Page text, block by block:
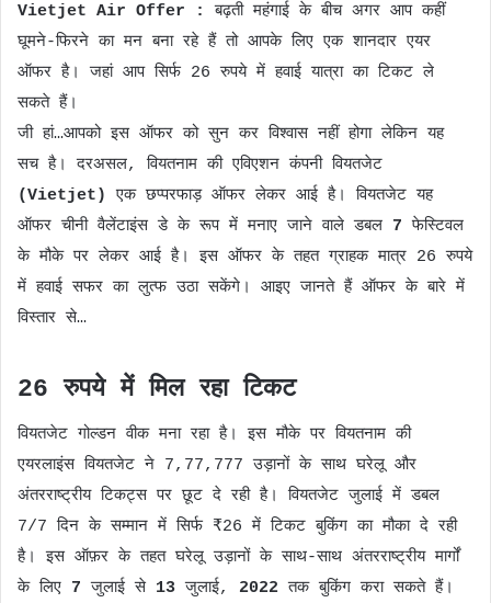
Vietjet Air Offer :बढ़ती महंगाई के बीच अगर आप कहीं
घूमने-फिरने का मन बना रहे हैं तो आपके लिए एक शानदार एयर
ऑफर है। जहां आप सिर्फ 26 रुपये में हवाई यात्रा का टिकट ले
सकते हैं।
जी हां…आपको इस ऑफर को सुन कर विश्वास नहीं होगा लेकिन यह
सच है। दरअसल, वियतनाम की एविएशन कंपनी वियतजेट
(Vietjet) एक छप्परफाड़ ऑफर लेकर आई है। वियतजेट यह
ऑफर चीनी वैलेंटाइंस डे के रूप में मनाए जाने वाले डबल 7 फेस्टिवल
के मौके पर लेकर आई है। इस ऑफर के तहत ग्राहक मात्र 26 रुपये
में हवाई सफर का लुत्फ उठा सकेंगे। आइए जानते हैं ऑफर के बारे में
विस्तार से…
26 रुपये में मिल रहा टिकट
वियतजेट गोल्डन वीक मना रहा है। इस मौके पर वियतनाम की
एयरलाइंस वियतजेट ने 7,77,777 उड़ानों के साथ घरेलू और
अंतरराष्ट्रीय टिकट्स पर छूट दे रही है। वियतजेट जुलाई में डबल
7/7 दिन के सम्मान में सिर्फ ₹26 में टिकट बुकिंग का मौका दे रही
है। इस ऑफ़र के तहत घरेलू उड़ानों के साथ-साथ अंतरराष्ट्रीय मार्गों
के लिए 7 जुलाई से 13 जुलाई, 2022 तक बुकिंग करा सकते हैं।